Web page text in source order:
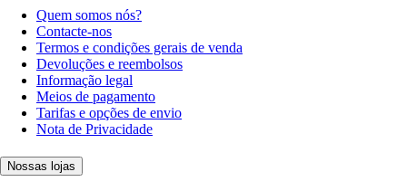
Quem somos nós?
Contacte-nos
Termos e condições gerais de venda
Devoluções e reembolsos
Informação legal
Meios de pagamento
Tarifas e opções de envio
Nota de Privacidade
Nossas lojas